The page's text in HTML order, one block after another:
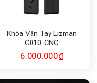
Khóa Vân Tay Lizman
G010-CNC
6.000.000₫